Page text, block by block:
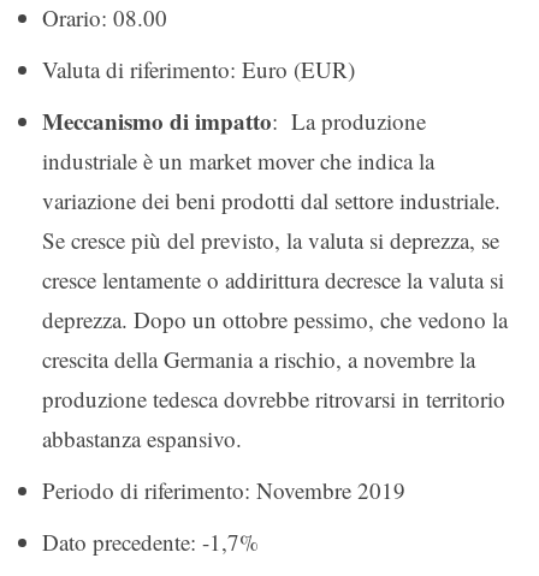
Orario: 08.00
Valuta di riferimento: Euro (EUR)
Meccanismo di impatto: La produzione
industriale è un market mover che indica la
variazione dei beni prodotti dal settore industriale.
Se cresce più del previsto, la valuta si deprezza, se
cresce lentamente o addirittura decresce la valuta si
deprezza. Dopo un ottobre pessimo, che vedono la
crescita della Germania a rischio, a novembre la
produzione tedesca dovrebbe ritrovarsi in territorio
abbastanza espansivo.
Periodo di riferimento: Novembre 2019
Dato precedente: -1,7%